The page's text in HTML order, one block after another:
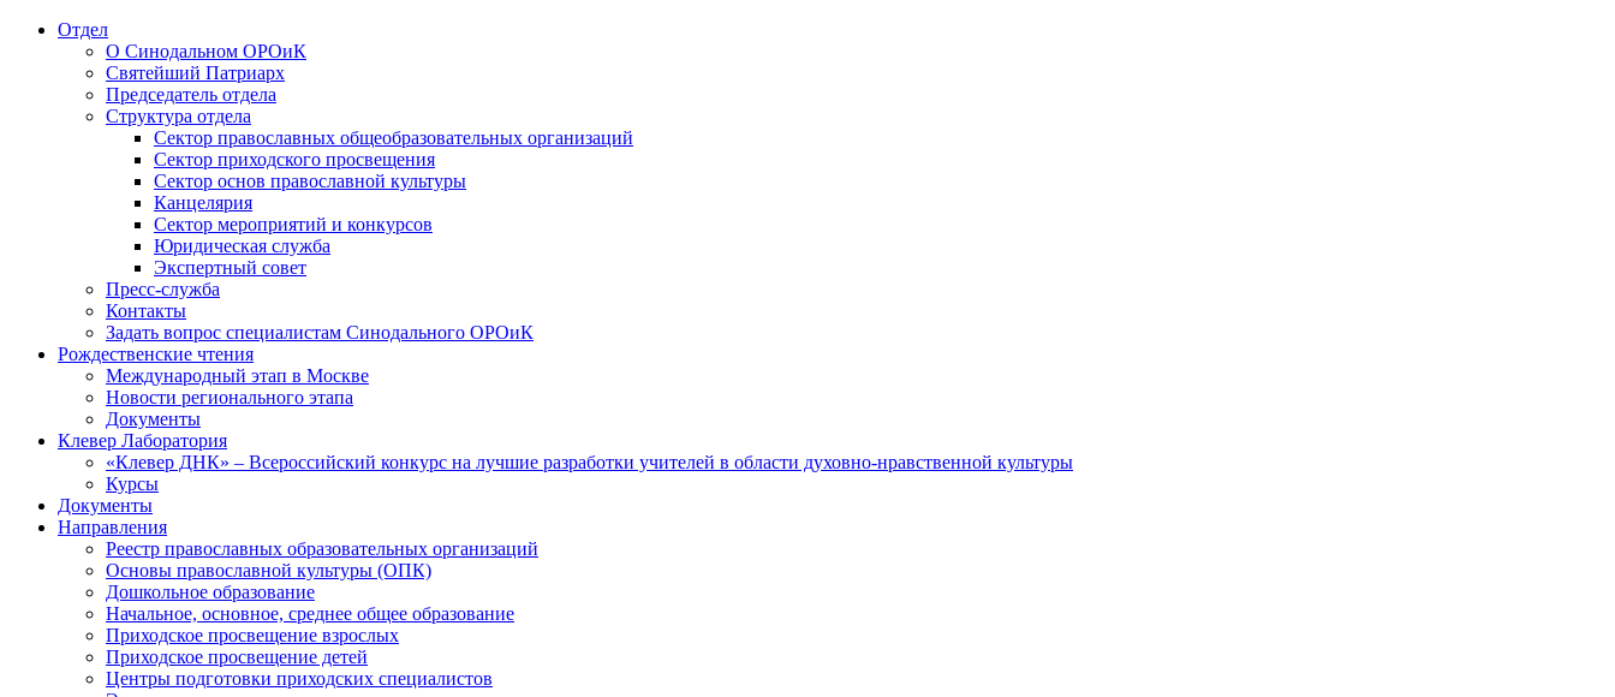
Отдел
О Синодальном ОРОиК
Святейший Патриарх
Председатель отдела
Структура отдела
Сектор православных общеобразовательных организаций
Сектор приходского просвещения
Сектор основ православной культуры
Канцелярия
Сектор мероприятий и конкурсов
Юридическая служба
Экспертный совет
Пресс-служба
Контакты
Задать вопрос специалистам Синодального ОРОиК
Рождественские чтения
Международный этап в Москве
Новости регионального этапа
Документы
Клевер Лаборатория
«Клевер ДНК» – Всероссийский конкурс на лучшие разработки учителей в области духовно-нравственной культуры
Курсы
Документы
Направления
Реестр православных образовательных организаций
Основы православной культуры (ОПК)
Дошкольное образование
Начальное, основное, среднее общее образование
Приходское просвещение взрослых
Приходское просвещение детей
Центры подготовки приходских специалистов